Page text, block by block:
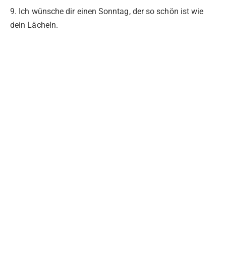
9. Ich wünsche dir einen Sonntag, der so schön ist wie
dein Lächeln.